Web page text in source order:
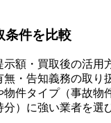
条件を比較
示額・買取後の活用
・告知義務の取り
物件タイプ（事故物
分）に強い業者を選